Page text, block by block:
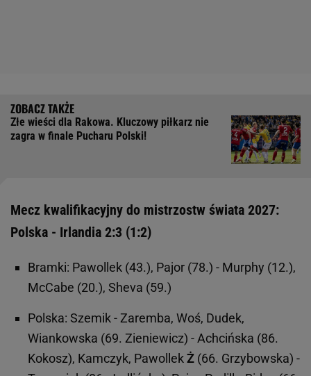
Złe wieści dla Rakowa. Kluczowy piłkarz nie
zagra w finale Pucharu Polski!
Mecz kwalifikacyjny do mistrzostw świata 2027:
Polska - Irlandia 2:3 (1:2)
Bramki: Pawollek (43.), Pajor (78.) - Murphy (12.),
McCabe (20.), Sheva (59.)
Polska: Szemik - Zaremba, Woś, Dudek,
Wiankowska (69. Zieniewicz) - Achcińska (86.
Kokosz), Kamczyk, PawollekŻ (66. Grzybowska) -